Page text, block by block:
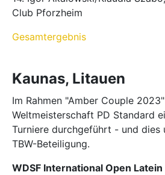
Club Pforzheim
Gesamtergebnis
Kaunas, Litauen
Im Rahmen "Amber Couple
Weltmeisterschaft PD Standard
Turniere durchgeführt - und
TBW-Beteiligung.
WDSF International Open